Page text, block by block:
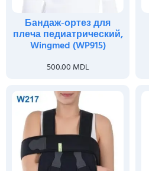
Бандаж-ортез для
плеча педиатрический,
Wingmed (WP915)
500.00 MDL